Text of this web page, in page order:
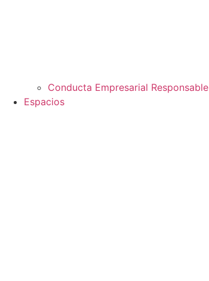
Conducta Empresarial Responsable
Espacios